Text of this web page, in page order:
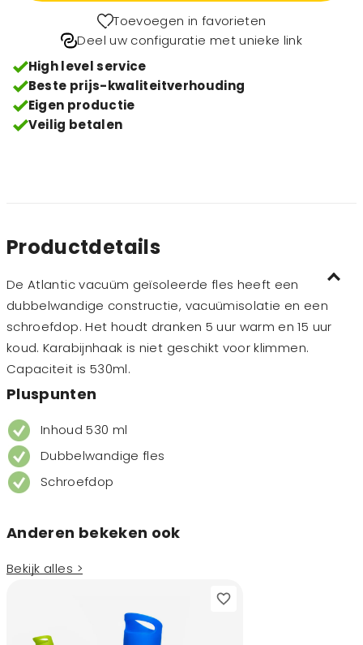
Toevoegen in favorieten
Deel uw configuratie met unieke link
High level service
Beste prijs-kwaliteitverhouding
Eigen productie
Veilig betalen
Productdetails
De Atlantic vacuüm geïsoleerde fles heeft een
dubbelwandige constructie, vacuümisolatie en een
schroefdop. Het houdt dranken 5 uur warm en 15 uur
koud. Karabijnhaak is niet geschikt voor klimmen.
Capaciteit is 530ml.
Pluspunten
Inhoud 530 ml
Dubbelwandige fles
Schroefdop
Anderen bekeken ook
Bekijk alles >